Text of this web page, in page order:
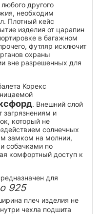
другого
необходим
Плотный кейс
изделия от царапин
в багажном
футляр исключит
охраны
вне разрешенных для
Корекс
. Внешний слой
загрязнениям и
который не
солнечных
замком на молнии,
собачками по
комфортный доступ к
для
925
плеч изделия не
чехла подшита